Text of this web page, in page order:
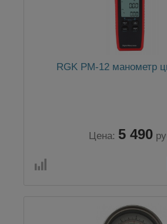
RGK PM-12 манометр
Цена: 5 490